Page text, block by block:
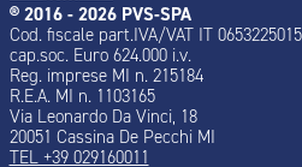
® 2016 - 2026 PVS-SPA
Cod. fiscale part.IVA/VAT IT
cap.soc. Euro 624.000 i.v.
Reg. imprese MI n. 215184
R.E.A. MI n. 1103165
Via Leonardo Da Vinci, 18
20051 Cassina De Pecchi MI
TEL +39 029160011